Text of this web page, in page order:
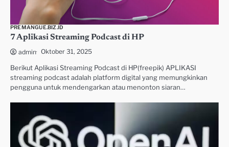
PREMANGUE.BIZ.ID
7 Aplikasi Streaming Podcast di HP
admin Oktober 31, 2025
Berikut Aplikasi Streaming Podcast di HP(freepik) APLIKASI
streaming podcast adalah platform digital yang memungkinkan
pengguna untuk mendengarkan atau menonton siaran…